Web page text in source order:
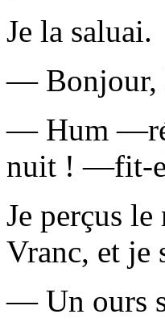
Je la saluai.
— Bonjour,
— Hum
nuit ! —fit-
Je perçus
Vranc, et je
— Un ours